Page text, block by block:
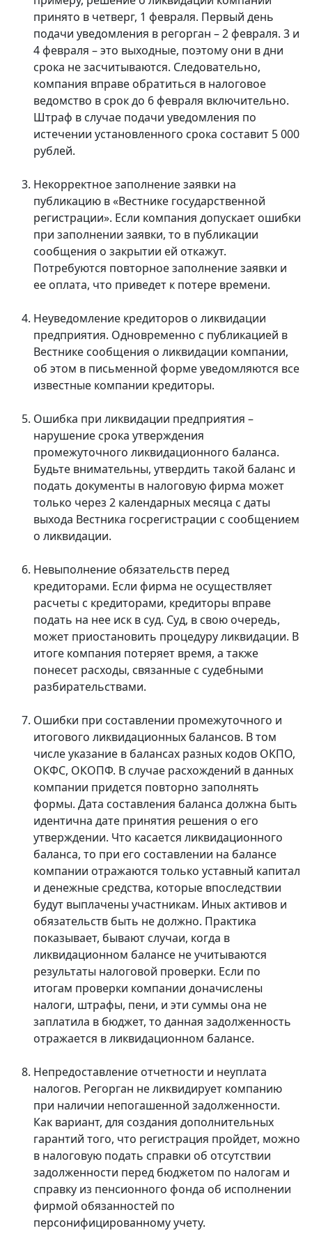
принято в четверг, 1 февраля. Первый день
подачи уведомления в регорган – 2 февраля. 3 и
4 февраля – это выходные, поэтому они в дни
срока не засчитываются. Следовательно,
компания вправе обратиться в налоговое
ведомство в срок до 6 февраля включительно.
Штраф в случае подачи уведомления по
истечении установленного срока составит 5 000
рублей.
Некорректное заполнение заявки на
публикацию в «Вестнике государственной
регистрации». Если компания допускает ошибки
при заполнении заявки, то в публикации
сообщения о закрытии ей откажут.
Потребуются повторное заполнение заявки и
ее оплата, что приведет к потере времени.
Неуведомление кредиторов о ликвидации
предприятия. Одновременно с публикацией в
Вестнике сообщения о ликвидации компании,
об этом в письменной форме уведомляются все
известные компании кредиторы.
Ошибка при ликвидации предприятия –
нарушение срока утверждения
промежуточного ликвидационного баланса.
Будьте внимательны, утвердить такой баланс и
подать документы в налоговую фирма может
только через 2 календарных месяца с даты
выхода Вестника госрегистрации с сообщением
о ликвидации.
Невыполнение обязательств перед
кредиторами. Если фирма не осуществляет
расчеты с кредиторами, кредиторы вправе
подать на нее иск в суд. Суд, в свою очередь,
может приостановить процедуру ликвидации. В
итоге компания потеряет время, а также
понесет расходы, связанные с судебными
разбирательствами.
Ошибки при составлении промежуточного и
итогового ликвидационных балансов. В том
числе указание в балансах разных кодов ОКПО,
ОКФС, ОКОПФ. В случае расхождений в данных
компании придется повторно заполнять
формы. Дата составления баланса должна быть
идентична дате принятия решения о его
утверждении. Что касается ликвидационного
баланса, то при его составлении на балансе
компании отражаются только уставный капитал
и денежные средства, которые впоследствии
будут выплачены участникам. Иных активов и
обязательств быть не должно. Практика
показывает, бывают случаи, когда в
ликвидационном балансе не учитываются
результаты налоговой проверки. Если по
итогам проверки компании доначислены
налоги, штрафы, пени, и эти суммы она не
заплатила в бюджет, то данная задолженность
отражается в ликвидационном балансе.
Непредоставление отчетности и неуплата
налогов. Регорган не ликвидирует компанию
при наличии непогашенной задолженности.
Как вариант, для создания дополнительных
гарантий того, что регистрация пройдет, можно
в налоговую подать справки об отсутствии
задолженности перед бюджетом по налогам и
справку из пенсионного фонда об исполнении
фирмой обязанностей по
персонифицированному учету.